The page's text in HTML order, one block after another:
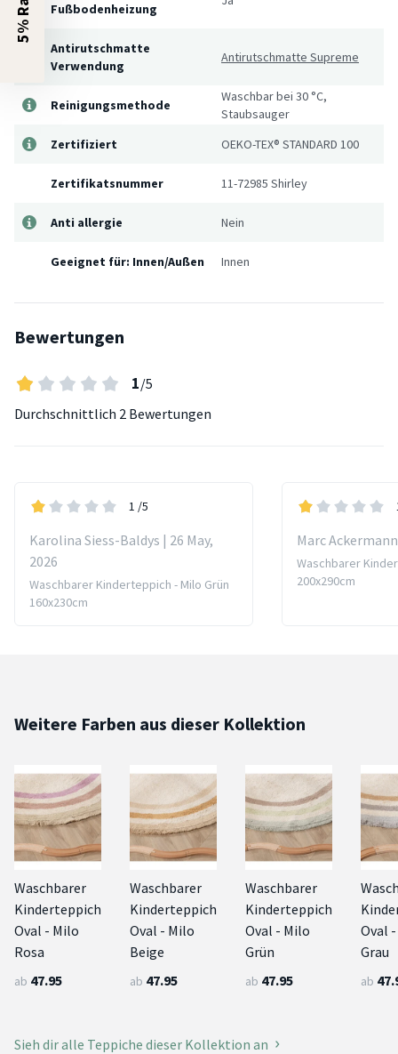
Fußbodenheizung
Antirutschmatte
Verwendung
Antirutschmatte Supreme
Reinigungsmethode
Waschbar bei 30 °C,
Staubsauger
Zertifiziert
OEKO-TEX® STANDARD 100
Zertifikatsnummer 11-72985 Shirley
Anti allergie Nein
Geeignet für: Innen/Außen Innen
Bewertungen
1/5
Durchschnittlich 2 Bewertungen
1 /5
Karolina Siess-Baldys | 26 May,
2026
Waschbarer Kinderteppich - Milo Grün
160x230cm
Marc
Waschbarer
200x290cm
Weitere Farben aus dieser Kollektion
Waschbarer
Kinderteppich
Oval - Milo
Rosa
ab 47.95
Waschbarer
Kinderteppich
Oval - Milo
Beige
ab 47.95
Waschbarer
Kinderteppich
Oval - Milo
Grün
ab 47.95
Oval
Grau
ab
Sieh dir alle Teppiche dieser Kollektion an